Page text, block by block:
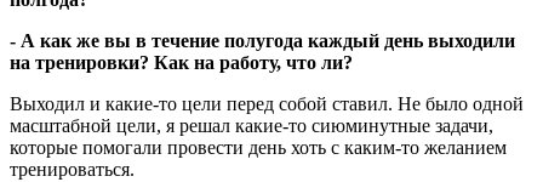
- А как же вы в течение полугода каждый день выходили
на тренировки? Как на работу, что ли?
Выходил и какие-то цели перед собой ставил. Не было одной
масштабной цели, я решал какие-то сиюминутные задачи,
которые помогали провести день хоть с каким-то желанием
тренироваться.